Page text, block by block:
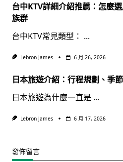
台中KTV詳細介紹推薦：怎麼
族群
台中KTV常見類型： ...
Lebron James 6 月 26, 2026
日本旅遊介紹：行程規劃、季
日本旅遊為什麼一直是 ...
Lebron James 6 月 17, 2026
發佈留言